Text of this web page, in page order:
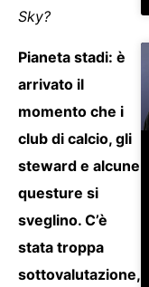
Sky?
Pianeta stadi: è
arrivato il
momento che i
club di calcio, gli
steward e alcune
questure si
sveglino. C’è
stata troppa
sottovalutazione,